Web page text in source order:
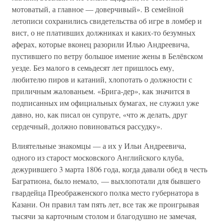
мотоватый, а главное — доверчивый». В семейной
летописи сохранились свидетельства об игре в ломбер и
вист, о не плативших должниках и каких-то безумных
аферах, которые вконец разорили Илью Андреевича,
пустившего по ветру большое имение жены в Белёвском
уезде. Без малого в семьдесят лет пришлось ему,
любителю пиров и катаний, хлопотать о должности с
приличным жалованьем. «Брига-дер», как значится в
подписанных им официальных бумагах, не служил уже
давно, но, как писал он супруге, «что ж делать, друг
сердечный, должно повиноваться рассудку».
Влиятельные знакомцы — а их у Ильи Андреевича,
одного из старост московского Английского клуба,
дежурившего 3 марта 1806 года, когда давали обед в честь
Багратиона, было немало, — выхлопотали для бывшего
гвардейца Преображенского полка место губернатора в
Казани. Он правил там пять лет, все так же проигрывая
тысячи за карточным столом и благодушно не замечая,